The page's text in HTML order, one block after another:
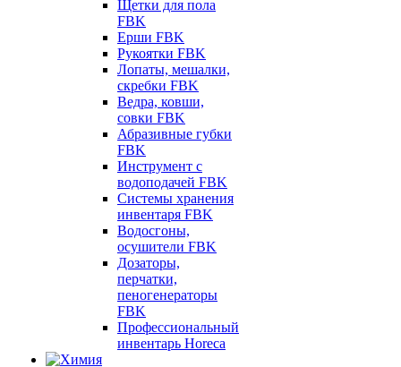
Щетки для пола
FBK
Ерши FBK
Рукоятки FBK
Лопаты, мешалки,
скребки FBK
Ведра, ковши,
совки FBK
Абразивные губки
FBK
Инструмент с
водоподачей FBK
Системы хранения
инвентаря FBK
Водосгоны,
осушители FBK
Дозаторы,
перчатки,
пеногенераторы
FBK
Профессиональный
инвентарь Horeca